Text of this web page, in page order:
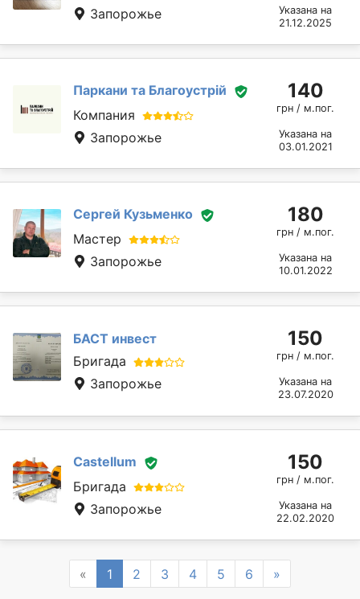
Запорожье
Указана на
21.12.2025
Паркани та Благоустрій
Компания
Запорожье
140
грн / м.пог.
Указана на
03.01.2021
Сергей Кузьменко
Мастер
Запорожье
180
грн / м.пог.
Указана на
10.01.2022
БАСТ инвест
Бригада
Запорожье
150
грн / м.пог.
Указана на
23.07.2020
Castellum
Бригада
Запорожье
150
грн / м.пог.
Указана на
22.02.2020
« Previous
1 2 3 4 5 6 »